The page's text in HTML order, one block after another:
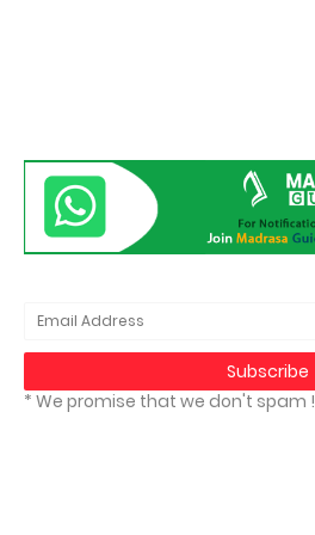
* We promise that we don't spam !